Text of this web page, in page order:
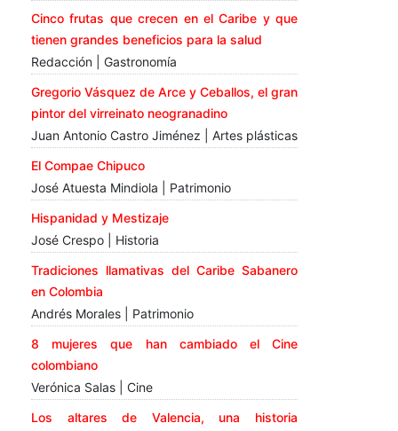
Cinco frutas que crecen en el Caribe y que
tienen grandes beneficios para la salud
Redacción | Gastronomía
Gregorio Vásquez de Arce y Ceballos, el gran
pintor del virreinato neogranadino
Juan Antonio Castro Jiménez | Artes plásticas
El Compae Chipuco
José Atuesta Mindiola | Patrimonio
Hispanidad y Mestizaje
José Crespo | Historia
Tradiciones llamativas del Caribe Sabanero
en Colombia
Andrés Morales | Patrimonio
8 mujeres que han cambiado el Cine
colombiano
Verónica Salas | Cine
Los altares de Valencia, una historia